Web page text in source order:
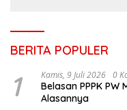
BERITA POPULER
1 Kamis, 9 Juli 2026 0
Belasan PPPK PW
Alasannya